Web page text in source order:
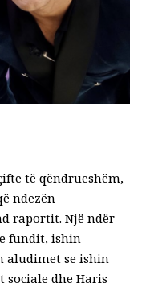
të qëndrueshëm,
ndezën
raportit. Një ndër
fundit, ishin
aludimet se ishin
dhe Haris